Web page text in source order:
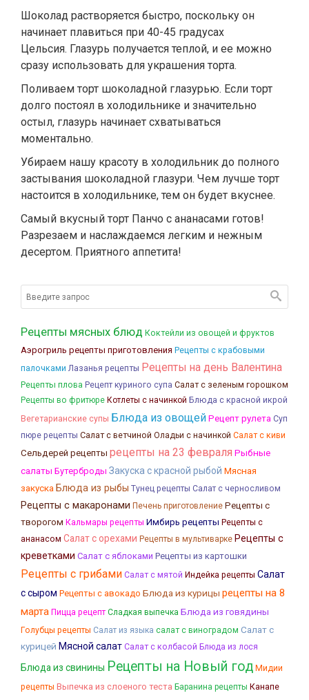
Шоколад растворяется быстро, поскольку он
начинает плавиться при 40-45 градусах
Цельсия. Глазурь получается теплой, и ее можно
сразу использовать для украшения торта.
Поливаем торт шоколадной глазурью. Если торт
долго постоял в холодильнике и значительно
остыл, глазурь начинает схватываться
моментально.
Убираем нашу красоту в холодильник до полного
застывания шоколадной глазури. Чем лучше торт
настоится в холодильнике, тем он будет вкуснее.
Самый вкусный торт Панчо с ананасами готов!
Разрезаем и наслаждаемся легким и нежным
десертом. Приятного аппетита!
Рецепты мясных блюд Коктейли из овощей и фруктов
Аэрогриль рецепты приготовления Рецепты с крабовыми
палочками Лазанья рецепты Рецепты на день Валентина
Рецепты плова Рецепт куриного супа Салат с зеленым горошком
Рецепты во фритюре Котлеты с начинкой Блюда с красной икрой
Вегетарианские супы Блюда из овощей Рецепт рулета Суп
пюре рецепты Салат с ветчиной Оладьи с начинкой Салат с киви
Сельдерей рецепты рецепты на 23 февраля Рыбные
салаты Бутерброды Закуска с красной рыбой Мясная
закуска Блюда из рыбы Тунец рецепты Салат с черносливом
Рецепты с макаронами Печень приготовление Рецепты с
творогом Кальмары рецепты Имбирь рецепты Рецепты с
ананасом Салат с орехами Рецепты в мультиварке Рецепты с
креветками Салат с яблоками Рецепты из картошки
Рецепты с грибами Салат с мятой Индейка рецепты Салат
с сыром Рецепты с авокадо Блюда из курицы рецепты на 8
марта Пицца рецепт Сладкая выпечка Блюда из говядины
Голубцы рецепты Салат из языка салат с виноградом Салат с
курицей Мясной салат Салат с колбасой Блюда из лося
Блюда из свинины Рецепты на Новый год Мидии
рецепты Выпечка из слоеного теста Баранина рецепты Канапе